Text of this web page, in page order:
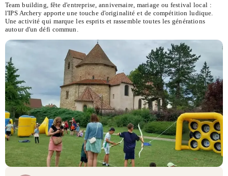
Team building, fête d'entreprise, anniversaire, mariage ou festival local :
l'IPS Archery apporte une touche d'originalité et de compétition ludique.
Une activité qui marque les esprits et rassemble toutes les générations
autour d'un défi commun.